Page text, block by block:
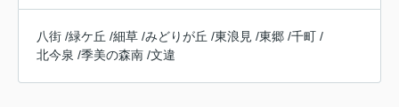
八街 /緑ケ丘 /細草 /みどりが丘 /東浪見 /東郷 /千町 /
北今泉 /季美の森南 /文違